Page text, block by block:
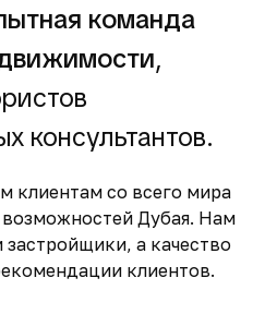
на эскроу-счёт.
с него деньги
в
команда
,
консультантов.
клиентам со всего мира
Дубая. Нам
а качество
клиентов.